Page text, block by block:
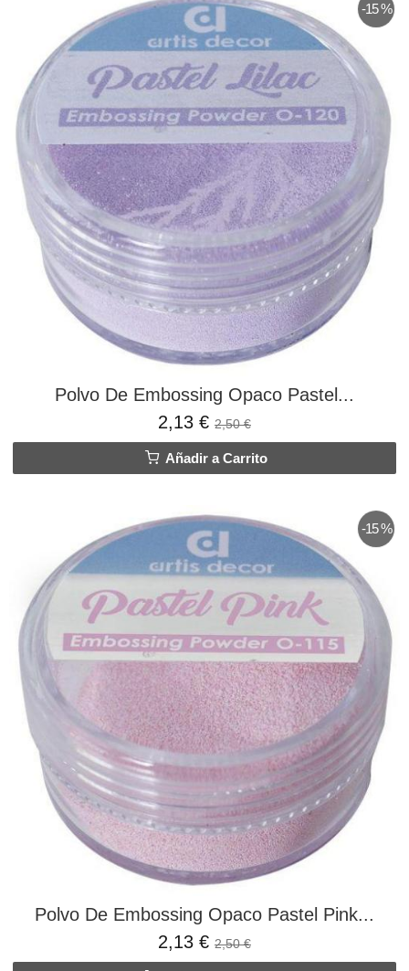
-15 %
Polvo De Embossing Opaco Pastel...
2,13 € 2,50 €
Añadir a Carrito
-15 %
Polvo De Embossing Opaco Pastel Pink...
2,13 € 2,50 €